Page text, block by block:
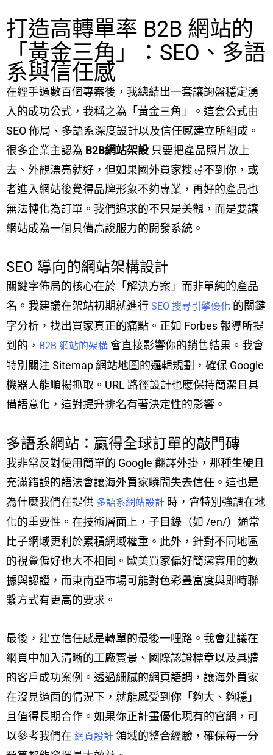
打造高轉單率 B2B 網站的
「黃金三角」：SEO、多語
系與信任感
在經手過數百個專案後，我總結出一套讓詢盤穩定湧
入的成功公式，我稱之為「黃金三角」。這套公式由
SEO 佈局、多語系深度設計以及信任感建立所組成。
很多企業主認為 B2B網站架設 只要把產品照片放上
去、外觀漂亮就好，但如果國外買家搜尋不到你，或
者進入網站後覺得品牌形象不夠專業，再好的產品也
無法轉化為訂單。我們追求的不只是美觀，而是要讓
網站成為一個具備高說服力的開發系統。
SEO 導向的網站架構設計
關鍵字佈局的核心在於「解決方案」而非單純的產品
名。我建議在架站初期就進行 SEO 搜尋引擎優化 的關鍵
字分析，找出買家真正的痛點。正如 Forbes 報導所提
到的， B2B 網站的架構 會直接影響你的銷售結果。我會
特別關注 Sitemap 網站地圖的邏輯規劃，確保 Google
機器人能順暢抓取。URL 路徑設計也應保持簡潔且具
備語意化，這對提升排名有著決定性的影響。
多語系網站：贏得全球訂單的敲門磚
我非常反對使用簡單的 Google 翻譯外掛，那種生硬且
充滿錯誤的語法會讓海外買家瞬間失去信任。這也是
為什麼我們在提供 多語系網站設計 時，會特別強調在地
化的重要性。在技術層面上，子目錄（如 /en/）通常
比子網域更利於累積網域權重。此外，針對不同地區
的視覺偏好也大不相同。歐美買家偏好簡潔實用的數
據與認證，而東南亞市場可能對色彩豐富度與即時聯
繫方式有更高的要求。
最後，建立信任感是轉單的最後一哩路。我會建議在
網頁中加入清晰的工廠實景、國際認證標章以及具體
的客戶成功案例。透過細膩的網頁語調，讓海外買家
在沒見過面的情況下，就能感受到你「夠大、夠穩」
且值得長期合作。如果你正計畫優化現有的官網，可
以參考我們在 網頁設計 領域的整合經驗，確保每一分